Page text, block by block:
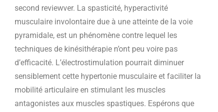
second reviewver. La spasticité, hyperactivité
musculaire involontaire due à une atteinte de la voie
pyramidale, est un phénomène contre lequel les
techniques de kinésithérapie n’ont peu voire pas
d’efficacité. L’électrostimulation pourrait diminuer
sensiblement cette hypertonie musculaire et faciliter la
mobilité articulaire en stimulant les muscles
antagonistes aux muscles spastiques. Espérons que